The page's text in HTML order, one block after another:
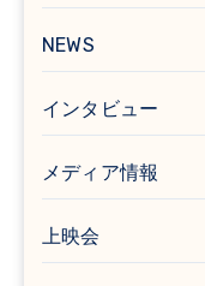
NEWS
インタビュー
メディア情報
上映会